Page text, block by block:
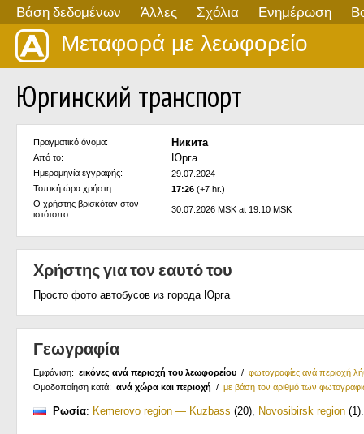
Βάση δεδομένων Άλλες Σχόλια Ενημέρωση
Μεταφορά με λεωφορείο
Юргинский транспорт
Πραγματικό όνομα: Никита
Από το: Юрга
Ημερομηνία εγγραφής:
29.07.2024
Τοπική ώρα χρήστη:
17:26 (+7 hr.)
Ο χρήστης βρισκόταν στον
ιστότοπο:
30.07.2026 MSK at 19:10 MSK
Χρήστης για τον εαυτό του
Просто фото автобусов из города Юрга
Γεωγραφία
Εμφάνιση: εικόνες ανά περιοχή του λεωφορείου / φωτογραφίες ανά περιοχή
Ομαδοποίηση κατά: ανά χώρα και περιοχή / με βάση τον αριθμό των
Ρωσία: Kemerovo region — Kuzbass (20), Novosibirsk region (1).